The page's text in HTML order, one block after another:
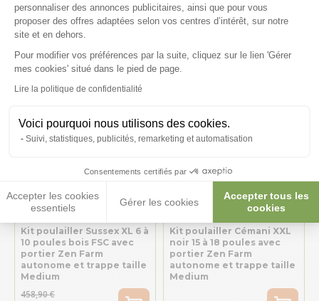
personnaliser des annonces publicitaires, ainsi que pour vous
proposer des offres adaptées selon vos centres d’intérêt, sur notre
site et en dehors.
Pour modifier vos préférences par la suite, cliquez sur le lien 'Gérer
mes cookies' situé dans le pied de page.
Lire la politique de confidentialité
Voici pourquoi nous utilisons des cookies.
Suivi, statistiques, publicités, remarketing et automatisation
Consentements certifiés par
Accepter les cookies
essentiels
Gérer les cookies
Accepter tous les
cookies
Axeptio consent
508,90 €
438,90 € 478,90 €
Kit poulailler Sussex XL 6 à
10 poules bois FSC avec
portier Zen Farm
autonome et trappe taille
Medium
458,90 €
Kit poulailler Cémani XXL
noir 15 à 18 poules avec
portier Zen Farm
autonome et trappe taille
Medium